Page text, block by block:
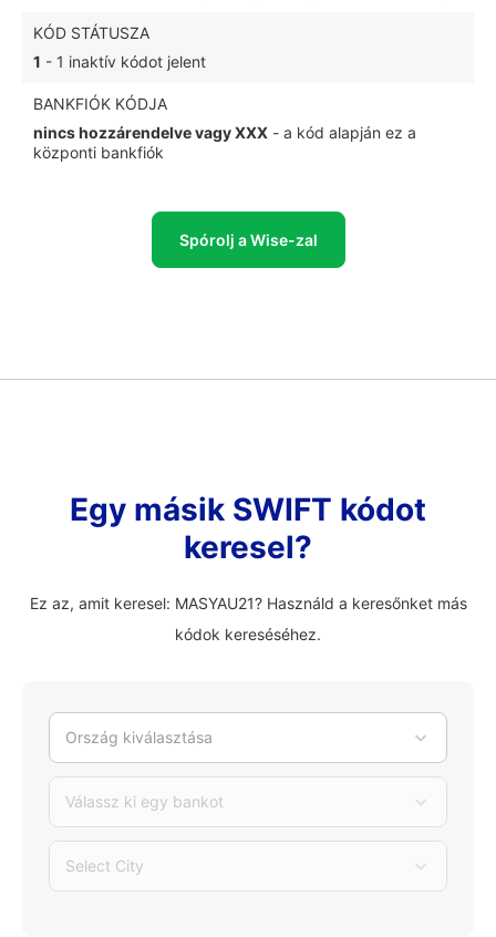
KÓD STÁTUSZA
1 - 1 inaktív kódot jelent
BANKFIÓK KÓDJA
nincs hozzárendelve vagy XXX - a kód alapján ez a
központi bankfiók
Spórolj a Wise-zal
Egy másik SWIFT kódot
keresel?
Ez az, amit keresel: MASYAU21? Használd a keresőnket más
kódok kereséséhez.
Ország kiválasztása
Válassz ki egy bankot
Select City